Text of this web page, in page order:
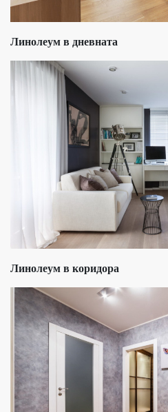
Линолеум в дневната
Линолеум в коридора